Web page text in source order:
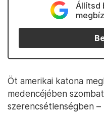
Állítsd
Öt amerikai katona
medencéjében
szerencsétlenségben –